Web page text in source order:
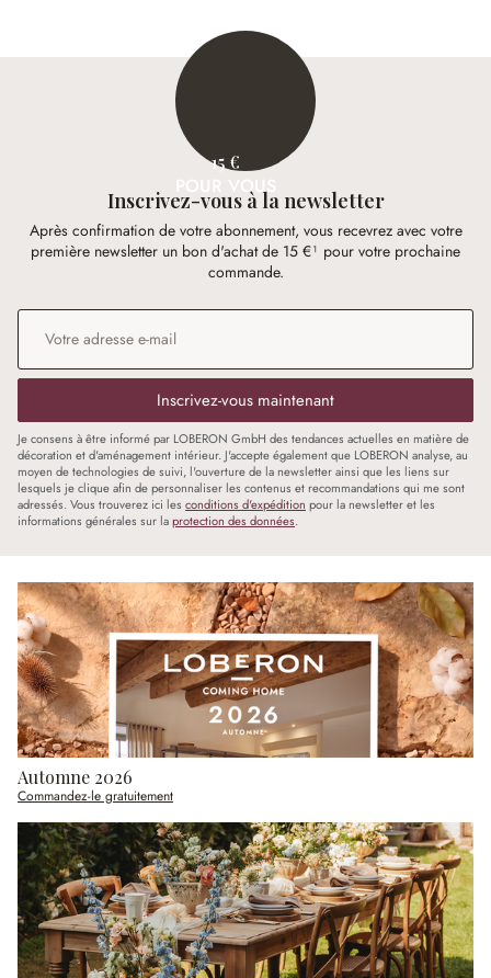
15 €
POUR VOUS
Inscrivez-vous à la newsletter
Après confirmation de votre abonnement, vous recevrez avec votre
première newsletter un bon d'achat de 15 €¹ pour votre prochaine
commande.
Adresse e-mail
Inscrivez-vous maintenant
Je consens à être informé par LOBERON GmbH des tendances actuelles en matière de
décoration et d'aménagement intérieur. J'accepte également que LOBERON analyse, au
moyen de technologies de suivi, l'ouverture de la newsletter ainsi que les liens sur
lesquels je clique afin de personnaliser les contenus et recommandations qui me sont
adressés. Vous trouverez ici les conditions d'expédition pour la newsletter et les
informations générales sur laprotection des données.
Automne 2026
Commandez-le gratuitement